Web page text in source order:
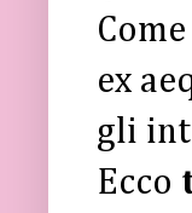
ex
gli
Ecco